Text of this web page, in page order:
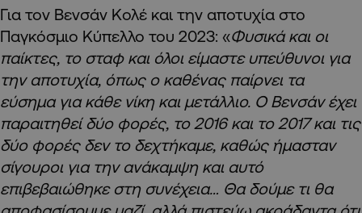
Για τον Βενσάν Κολέ και την αποτυχία στο
Παγκόσμιο Κύπελλο του 2023: «Φυσικά και οι
παίκτες, το σταφ και όλοι είμαστε υπεύθυνοι για
την αποτυχία, όπως ο καθένας παίρνει τα
εύσημα για κάθε νίκη και μετάλλιο. Ο Βενσάν έχει
παραιτηθεί δύο φορές, το 2016 και το 2017 και τις
δύο φορές δεν το δεχτήκαμε, καθώς ήμασταν
σίγουροι για την ανάκαμψη και αυτό
επιβεβαιώθηκε στη συνέχεια… Θα δούμε τι θα